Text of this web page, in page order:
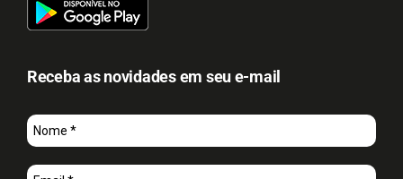
Receba as novidades em seu e-mail